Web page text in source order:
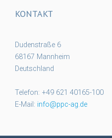
KONTAKT
Dudenstraße 6
68167 Mannheim
Deutschland
Telefon: +49 621 40165-100
E-Mail: info@ppc-ag.de